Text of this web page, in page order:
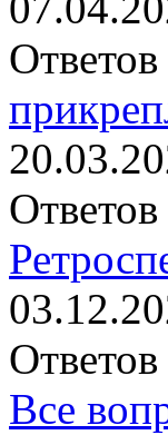
Все